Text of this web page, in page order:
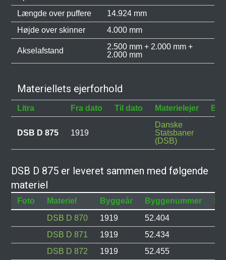
Længde over puffere
14.924 mm
Højde over skinner
4.000 mm
Akselafstand
2.500 mm + 2.000 mm +
2.000 mm
Materiellets ejerforhold
Litra Fra dato Til dato Materielejer
DSB D 875 1919
Danske
Statsbaner
(DSB)
DSB D 875 er leveret sammen med følgende
materiel
Foto Materiel Byggeår Byggenummer
DSB D 870
1919
52.404
DSB D 871
1919
52.434
DSB D 872
1919
52.455